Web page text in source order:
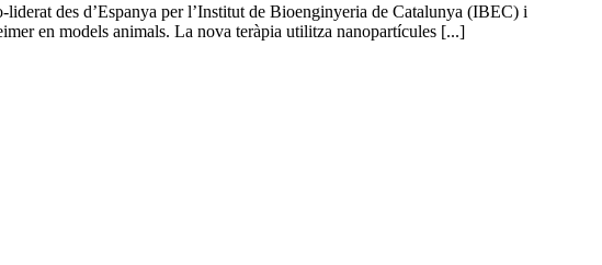
des d’Espanya per l’Institut de Bioenginyeria de Catalunya (IBEC) i
en models animals. La nova teràpia utilitza nanopartícules [...]